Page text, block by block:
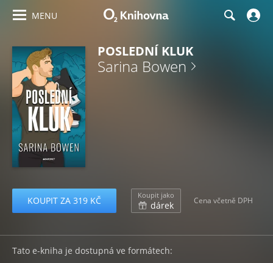
MENU
POSLEDNÍ KLUK
Sarina Bowen
KOUPIT ZA 319 KČ Koupit jako
dárek Cena včetně DPH
Tato e-kniha je dostupná ve formátech: